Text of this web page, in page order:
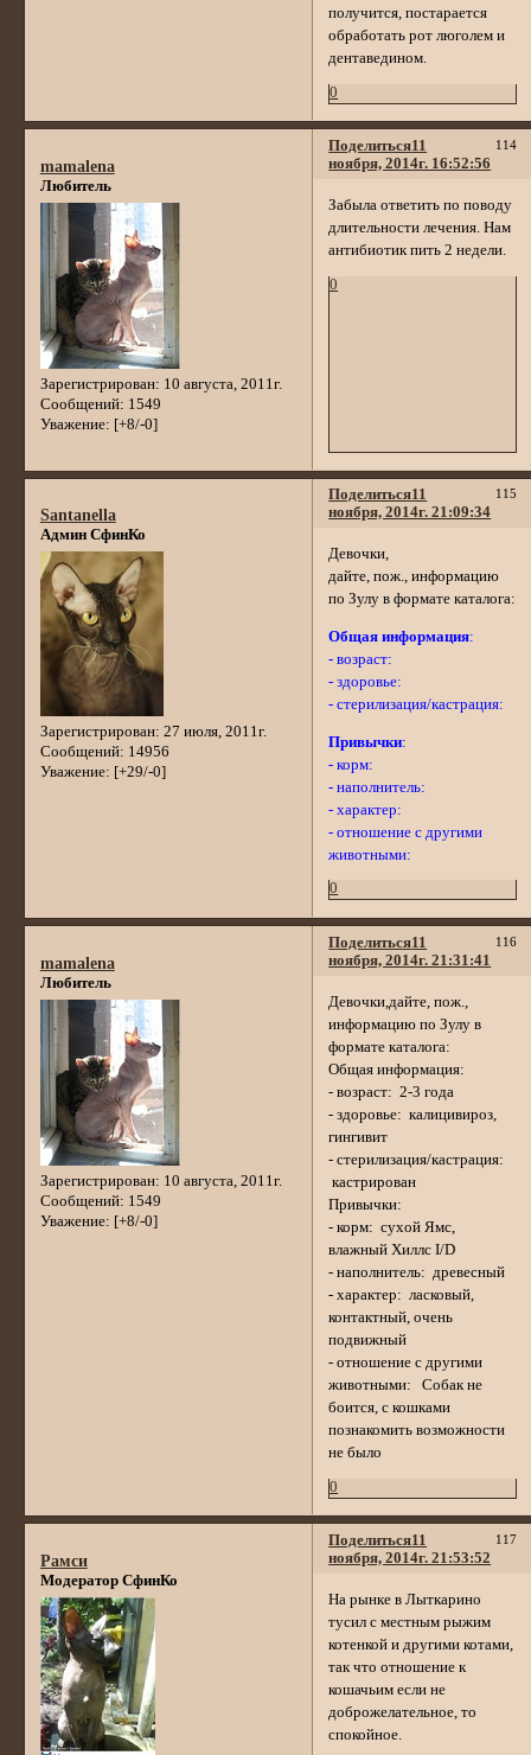
получится, постарается
обработать рот люголем и
дентаведином.
0
Поделиться 114
11
ноября, 2014г. 16:52:56
mamalena
Любитель
Зарегистрирован: 10 августа, 2011г.
Сообщений: 1549
Уважение: [+8/-0]
Забыла ответить по поводу
длительности лечения. Нам
антибиотик пить 2 недели.
0
Поделиться 115
11
ноября, 2014г. 21:09:34
Santanella
Админ СфинКо
Зарегистрирован: 27 июля, 2011г.
Сообщений: 14956
Уважение: [+29/-0]
Девочки,
дайте, пож., информацию
по Зулу в формате каталога:
Общая информация:
- возраст:
- здоровье:
- стерилизация/кастрация:
Привычки:
- корм:
- наполнитель:
- характер:
- отношение с другими
животными:
0
Поделиться 116
11
ноября, 2014г. 21:31:41
mamalena
Любитель
Зарегистрирован: 10 августа, 2011г.
Сообщений: 1549
Уважение: [+8/-0]
Девочки,дайте, пож.,
информацию по Зулу в
формате каталога:
Общая информация:
- возраст: 2-3 года
- здоровье: калицивироз,
гингивит
- стерилизация/кастрация:
кастрирован
Привычки:
- корм: сухой Ямс,
влажный Хиллс I/D
- наполнитель: древесный
- характер: ласковый,
контактный, очень
подвижный
- отношение с другими
животными: Собак не
боится, с кошками
познакомить возможности
не было
0
Поделиться 117
11
ноября, 2014г. 21:53:52
Рамси
Модератор СфинКо
На рынке в Лыткарино
тусил с местным рыжим
котенкой и другими котами,
так что отношение к
кошачьим если не
доброжелательное, то
спокойное.